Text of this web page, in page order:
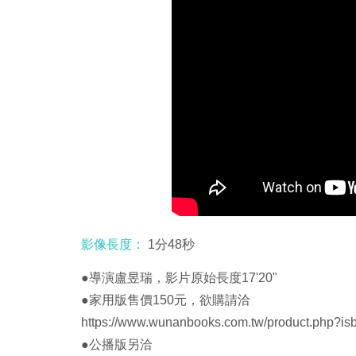
影像長度： 1分48秒
●導演盧昱瑞，影片原始長度17'20"
●家用版售價150元，欲購請洽
https://www.wunanbooks.com.tw/
●公播版另洽